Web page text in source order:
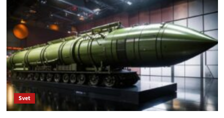
Medúza:
Matovič
opäť
klamal?
žiadne
trestné
oznámenie
nepodal
Svet